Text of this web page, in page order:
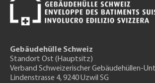
Gebäudehülle Schweiz
Standort Ost (Hauptsitz)
Verband Schweizerischer Gebäudehüllen-
Lindenstrasse 4, 9240 Uzwil SG